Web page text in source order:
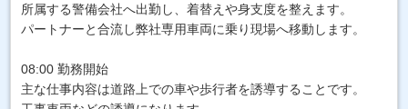
所属する警備会社へ出勤し、着替えや身支度を整えます。
パートナーと合流し弊社専用車両に乗り現場へ移動します。
08:00 勤務開始
主な仕事内容は道路上での車や歩行者を誘導することです。